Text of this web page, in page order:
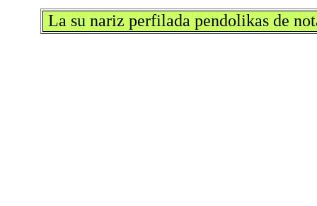
La su nariz perfilada pendolikas de